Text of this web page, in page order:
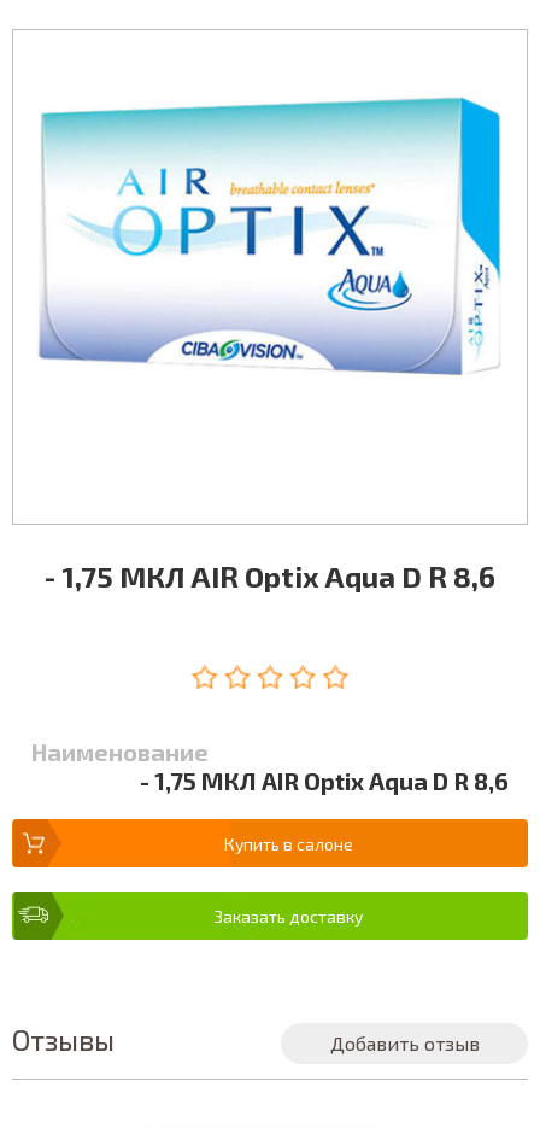
- 1,75 МКЛ AIR Optix Aqua D R 8,6
Наименование
- 1,75 МКЛ AIR Optix Aqua D R 8,6
Купить в салоне
Заказать доставку
Отзывы Добавить отзыв